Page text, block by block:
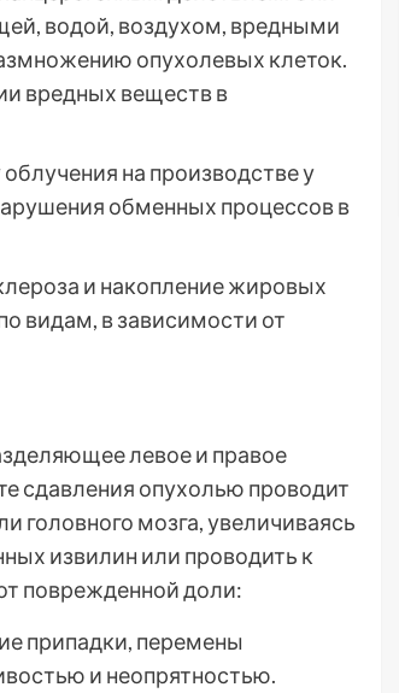
водой, воздухом, вредными
опухолевых клеток.
вредных веществ в
на производстве у
обменных процессов в
и накопление жировых
видам, в зависимости от
левое и правое
сдавления опухолью проводит
мозга, увеличиваясь
извилин или проводить к
поврежденной доли:
припадки, перемены
и неопрятностью.